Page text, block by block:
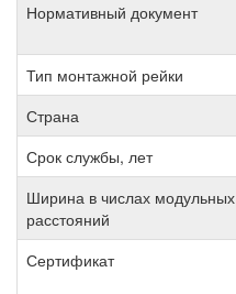
Нормативный документ
Тип монтажной рейки
Страна
Срок службы, лет
Ширина в числах модульных
расстояний
Сертификат